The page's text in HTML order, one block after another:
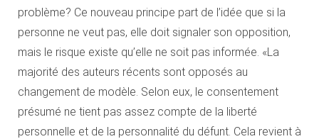
problème? Ce nouveau principe part de l’idée que si la
personne ne veut pas, elle doit signaler son opposition,
mais le risque existe qu’elle ne soit pas informée. «La
majorité des auteurs récents sont opposés au
changement de modèle. Selon eux, le consentement
présumé ne tient pas assez compte de la liberté
personnelle et de la personnalité du défunt. Cela revient à